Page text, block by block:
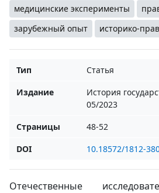
медицинские эксперименты
зарубежный опыт
историко-
Тип
Статья
Издание
История
05/2023
Страницы
48-52
DOI
10.18572/1812-
Отечественные